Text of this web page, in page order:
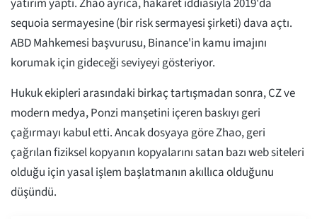
yatırım yaptı. Zhao ayrıca, hakaret iddiasıyla 2019'da
sequoia sermayesine (bir risk sermayesi şirketi) dava açtı.
ABD Mahkemesi başvurusu, Binance'in kamu imajını
korumak için gideceği seviyeyi gösteriyor.
Hukuk ekipleri arasındaki birkaç tartışmadan sonra, CZ ve
modern medya, Ponzi manşetini içeren baskıyı geri
çağırmayı kabul etti. Ancak dosyaya göre Zhao, geri
çağrılan fiziksel kopyanın kopyalarını satan bazı web siteleri
olduğu için yasal işlem başlatmanın akıllıca olduğunu
düşündü.